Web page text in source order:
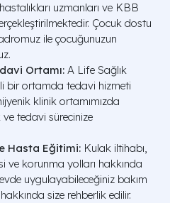
uzmanları ve KBB
Çocuk dostu
ile çocuğunuzun
Ortamı: A Life Sağlık
bir ortamda tedavi hizmeti
klinik ortamımızda
tedavi sürecinize
Hasta Eğitimi: Kulak iltihabı,
ve korunma yolları hakkında
uygulayabileceğiniz bakım
size rehberlik edilir.